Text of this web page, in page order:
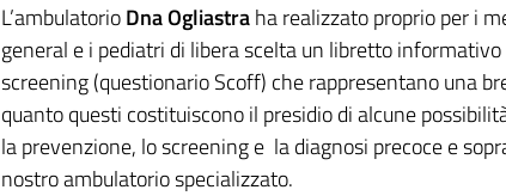
L’ambulatorioDna Ogliastraha realizzato proprio per i
general e i pediatri di libera scelta un libretto informativo
screening (questionario Scoff) che rappresentano una
quanto questi costituiscono il presidio di alcune
la prevenzione, lo screening e la diagnosi precoce e
nostro ambulatorio specializzato.